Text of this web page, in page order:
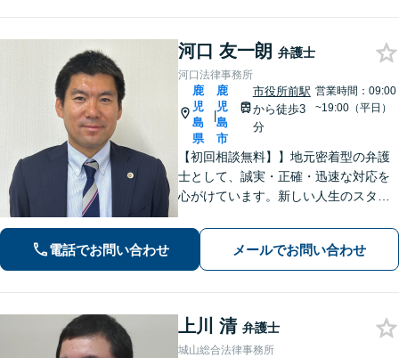
河口 友一朗 弁護士
河口法律事務所
鹿
児
島
県
|
鹿
児
島
市
市役所前駅
から徒歩3
分
営業時間：09:00
~19:00（平日）
【初回相談無料】】地元密着型の弁護
士として、誠実・正確・迅速な対応を
心がけています。新しい人生のスター
談ください【24時間メール問い合わせ
可】豊富な実践経験を活かし、スピー
ド解決を目指します。
電話でお問い合わせ メールでお問い合わせ
上川 清 弁護士
城山総合法律事務所